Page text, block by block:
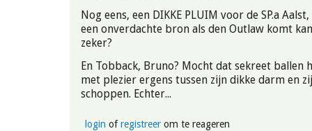
Nog eens, een DIKKE PLUIM voor de SP.a
een onverdachte bron als den Outlaw komt
zeker?
En Tobback, Bruno? Mocht dat sekreet ballen
met plezier ergens tussen zijn dikke darm en
schoppen. Echter...
login ofregistreerom te reageren